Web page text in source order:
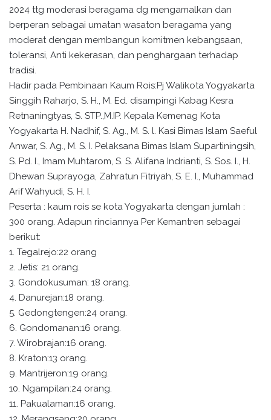
2024 ttg moderasi beragama dg mengamalkan dan
berperan sebagai umatan wasaton beragama yang
moderat dengan membangun komitmen kebangsaan,
toleransi, Anti kekerasan, dan penghargaan terhadap
tradisi.
Hadir pada Pembinaan Kaum Rois:Pj Walikota Yogyakarta
Singgih Raharjo, S. H., M. Ed. disampingi Kabag Kesra
Retnaningtyas, S. STP.,M.IP. Kepala Kemenag Kota
Yogyakarta H. Nadhif, S. Ag., M. S. l. Kasi Bimas Islam Saeful
Anwar, S. Ag., M. S. I. Pelaksana Bimas Islam Supartiningsih,
S. Pd. I., Imam Muhtarom, S. S. Alifana Indrianti, S. Sos. I., H.
Dhewan Suprayoga, Zahratun Fitriyah, S. E. I., Muhammad
Arif Wahyudi, S. H. I.
Peserta : kaum rois se kota Yogyakarta dengan jumlah :
300 orang. Adapun rinciannya Per Kemantren sebagai
berikut:
1. Tegalrejo:22 orang
2. Jetis: 21 orang.
3. Gondokusuman: 18 orang.
4. Danurejan:18 orang.
5. Gedongtengen:24 orang.
6. Gondomanan:16 orang.
7. Wirobrajan:16 orang.
8. Kraton:13 orang.
9. Mantrijeron:19 orang.
10. Ngampilan:24 orang.
11. Pakualaman:16 orang.